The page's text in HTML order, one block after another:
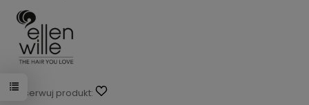
Obserwuj produkt: